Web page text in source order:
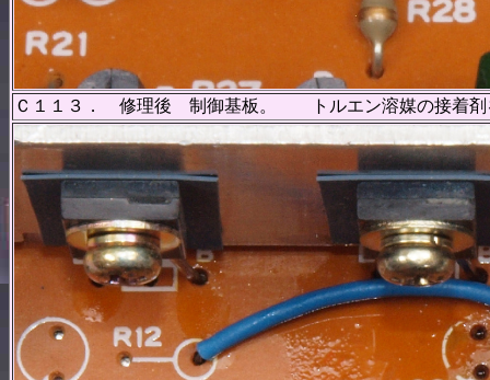
Ｃ１１３． 修理後 制御基板。 トルエン溶媒の接着剤